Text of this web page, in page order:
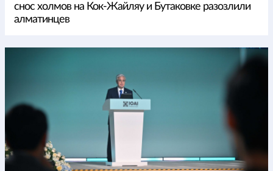
снос холмов на Кок-Жайляу и Бутаковке разозлили
алматинцев